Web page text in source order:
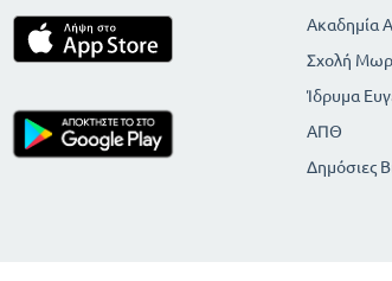
Ακαδημία
Σχολή
Ίδρυμα
ΑΠΘ
Δημόσιες